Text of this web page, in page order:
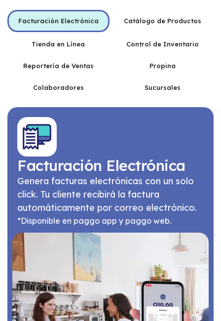
Facturación Electrónica Catálogo de Productos
Tienda en Línea Control de Inventario
Reportería de Ventas Propina
Colaboradores Sucursales
Facturación Electrónica
Genera facturas electrónicas con un solo
click. Tu cliente recibirá la factura
automáticamente por correo electrónico.
*Disponible en paggo app y paggo web.